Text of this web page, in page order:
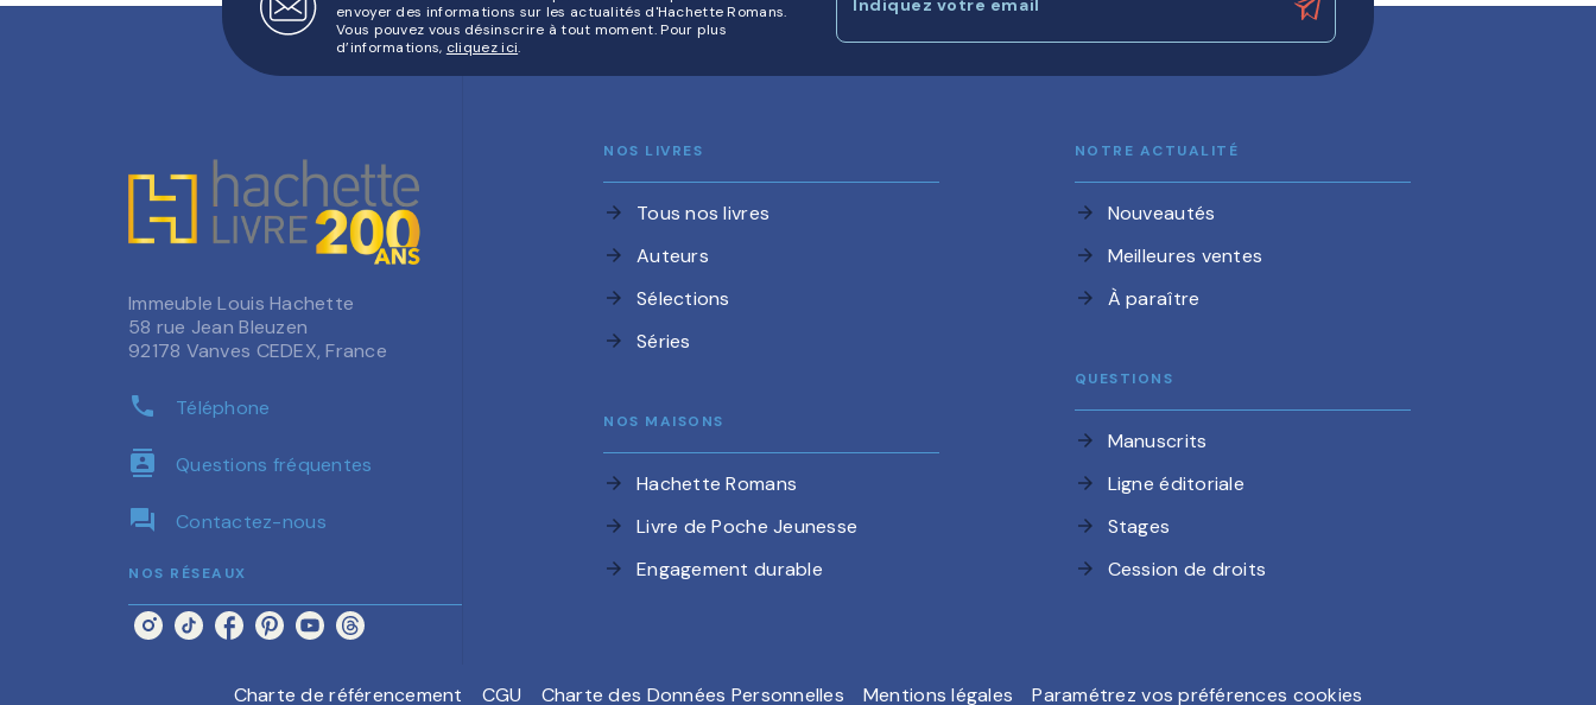
envoyer des informations sur les actualités d'Hachette Romans.
Vous pouvez vous désinscrire à tout moment. Pour plus
d’informations, cliquez ici.
Indiquez votre email
Immeuble Louis Hachette
58 rue Jean Bleuzen
92178 Vanves CEDEX, France
phone Téléphone
contacts Questions fréquentes
question_answer Contactez-nous
NOS RÉSEAUX
NOS LIVRES
arrow_forward Tous nos livres
arrow_forward Auteurs
arrow_forward Sélections
arrow_forward Séries
NOS MAISONS
arrow_forward Hachette Romans
arrow_forward Livre de Poche Jeunesse
arrow_forward Engagement durable
NOTRE ACTUALITÉ
arrow_forward Nouveautés
arrow_forward Meilleures ventes
arrow_forward À paraître
QUESTIONS
arrow_forward Manuscrits
arrow_forward Ligne éditoriale
arrow_forward Stages
arrow_forward Cession de droits
Charte de référencement CGU Charte des Données Personnelles Mentions légales Paramétrez vos préférences cookies